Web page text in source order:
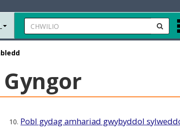
Chwilio anfon
10. Pobl gydag amhariad gwybyddol